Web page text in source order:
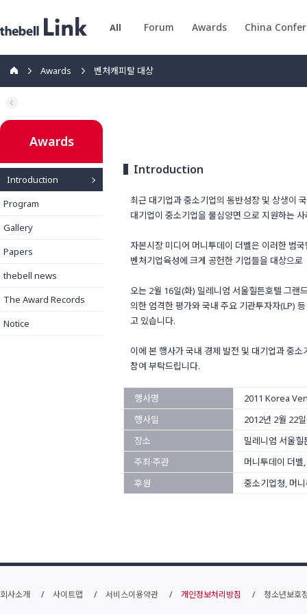
All Forum Awards China
Awards 벤처캐피탈 대상
Awards
Introduction
Program
Gallery
Papers
thebell news
The Award Records
Notice
Introduction
최근 대기업과 중소기업의 동반성장 및 상생이
대기업이 중소기업을 물심양면 으로 지원하는
자본시장 미디어 머니투데이 더벨은 이러한 범
벤처기업육성에 크게 공헌한 기업들을 대상으
오는 2월 16일(화) 밀레니엄 서울힐튼호텔 그랜
의한 엄격한 평가와 국내 주요 기관투자자(LP)
고 있습니다.
이에 본 행사가 국내 경제 발전 및 대기업과 중
참여 부탁드립니다.
행사명
2011 Korea
행사일
2012년 2월 22
장소
밀레니엄 서울
주최·주관
머니투데이 더
후원
중소기업청, 머
회사소개 사이트맵 서비스이용약관 개인정보처리방침 청소년보호